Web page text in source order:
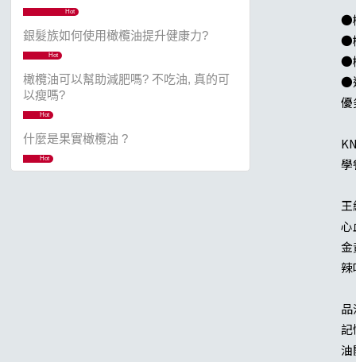
Hot
銀髮族如何使用橄欖油提升健康力?
Hot
橄欖油可以幫助減肥嗎? 不吃油, 真的可
以瘦嗎?
Hot
什麼是果實橄欖油 ?
Hot
●
●
●
●
優
學
王
心
金
辣
油